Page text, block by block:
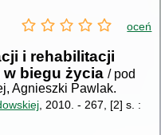
oceń
i rehabilitacji
biegu życia / pod
Agnieszki Pawlak.
, 2010. - 267, [2] s. :